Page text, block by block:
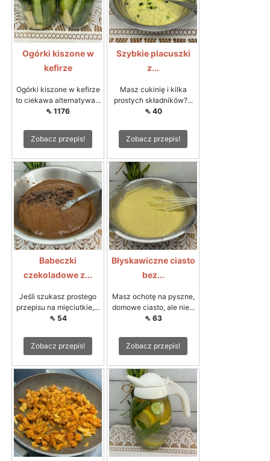
Ogórki kiszone w
kefirze
Ogórki kiszone w kefirze
to ciekawa alternatywa...
⇖ 1176
Zobacz przepis!
Szybkie placuszki
z...
Masz cukinię i kilka
prostych składników?...
⇖ 40
Zobacz przepis!
Babeczki
czekoladowe z...
Jeśli szukasz prostego
przepisu na mięciutkie,...
⇖ 54
Zobacz przepis!
Błyskawiczne ciasto
bez...
Masz ochotę na pyszne,
domowe ciasto, ale nie...
⇖ 63
Zobacz przepis!